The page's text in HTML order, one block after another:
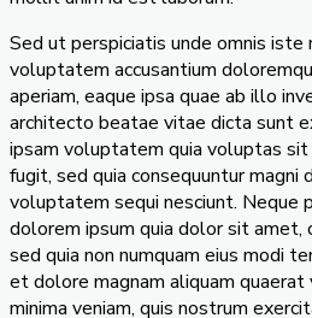
Sed ut perspiciatis unde omnis iste
voluptatem accusantium
aperiam, eaque ipsa quae ab illo
architecto beatae vitae dicta sunt
ipsam voluptatem quia voluptas
fugit, sed quia consequuntur magni
voluptatem sequi nesciunt. Neque
dolorem ipsum quia dolor sit amet,
sed quia non numquam eius modi
et dolore magnam aliquam
minima veniam, quis nostrum